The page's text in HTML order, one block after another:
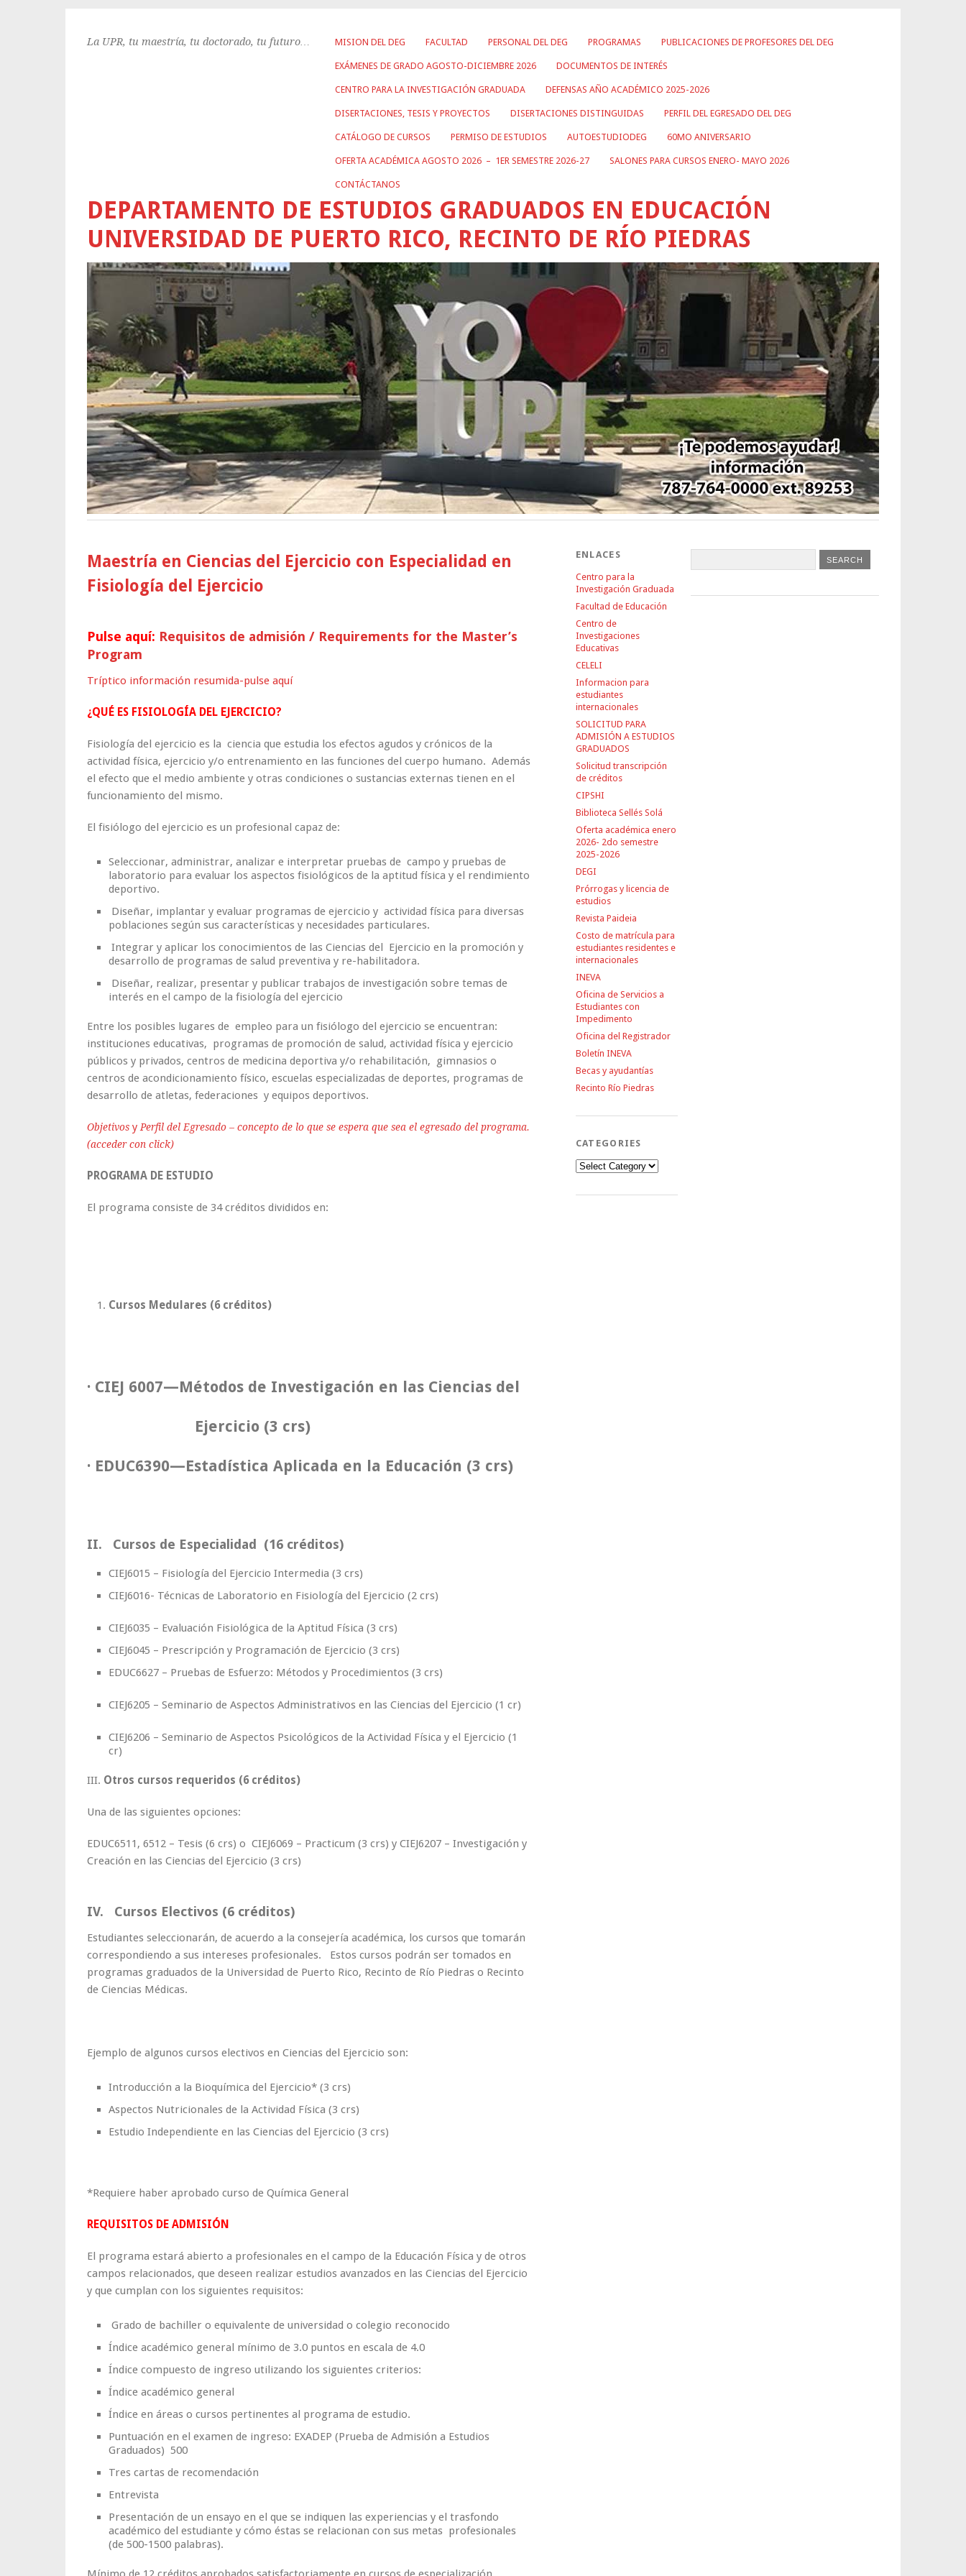
MISION DEL DEG FACULTAD PERSONAL DEL DEG PROGRAMAS PUBLICACIONES DE PROFESORES DEL DEG
EXÁMENES DE GRADO AGOSTO-DICIEMBRE 2026 DOCUMENTOS DE INTERÉS
CENTRO PARA LA INVESTIGACIÓN GRADUADA DEFENSAS AÑO ACADÉMICO 2025-2026
DISERTACIONES, TESIS Y PROYECTOS DISERTACIONES DISTINGUIDAS PERFIL DEL EGRESADO DEL DEG
CATÁLOGO DE CURSOS PERMISO DE ESTUDIOS AUTOESTUDIODEG 60MO ANIVERSARIO
OFERTA ACADÉMICA AGOSTO 2026 – 1ER SEMESTRE 2026-27 SALONES PARA CURSOS ENERO- MAYO 2026
CONTÁCTANOS
DEPARTAMENTO DE ESTUDIOS GRADUADOS EN EDUCACIÓN
UNIVERSIDAD DE PUERTO RICO, RECINTO DE RÍO PIEDRAS
La UPR, tu maestría, tu doctorado, tu futuro…
Maestría en Ciencias del Ejercicio con Especialidad en
Fisiología del Ejercicio
Pulse aquí: Requisitos de admisión / Requirements for the Master’s
Program
Tríptico información resumida-pulse aquí
¿QUÉ ES FISIOLOGÍA DEL EJERCICIO?
Fisiología del ejercicio es la ciencia que estudia los efectos agudos y crónicos de la
actividad física, ejercicio y/o entrenamiento en las funciones del cuerpo humano. Además
el efecto que el medio ambiente y otras condiciones o sustancias externas tienen en el
funcionamiento del mismo.
El fisiólogo del ejercicio es un profesional capaz de:
Seleccionar, administrar, analizar e interpretar pruebas de campo y pruebas de
laboratorio para evaluar los aspectos fisiológicos de la aptitud física y el rendimiento
deportivo.
Diseñar, implantar y evaluar programas de ejercicio y actividad física para diversas
poblaciones según sus características y necesidades particulares.
Integrar y aplicar los conocimientos de las Ciencias del Ejercicio en la promoción y
desarrollo de programas de salud preventiva y re-habilitadora.
Diseñar, realizar, presentar y publicar trabajos de investigación sobre temas de
interés en el campo de la fisiología del ejercicio
Entre los posibles lugares de empleo para un fisiólogo del ejercicio se encuentran:
instituciones educativas, programas de promoción de salud, actividad física y ejercicio
públicos y privados, centros de medicina deportiva y/o rehabilitación, gimnasios o
centros de acondicionamiento físico, escuelas especializadas de deportes, programas de
desarrollo de atletas, federaciones y equipos deportivos.
Objetivos yPerfil del Egresado – concepto de lo que se espera que sea el egresado del programa.
(acceder con click)
PROGRAMA DE ESTUDIO
El programa consiste de 34 créditos divididos en:
Cursos Medulares (6 créditos)
· CIEJ 6007—Métodos de Investigación en las Ciencias del
Ejercicio (3 crs)
· EDUC6390—Estadística Aplicada en la Educación (3 crs)
II. Cursos de Especialidad (16 créditos)
CIEJ6015 – Fisiología del Ejercicio Intermedia (3 crs)
CIEJ6016- Técnicas de Laboratorio en Fisiología del Ejercicio (2 crs)
CIEJ6035 – Evaluación Fisiológica de la Aptitud Física (3 crs)
CIEJ6045 – Prescripción y Programación de Ejercicio (3 crs)
EDUC6627 – Pruebas de Esfuerzo: Métodos y Procedimientos (3 crs)
CIEJ6205 – Seminario de Aspectos Administrativos en las Ciencias del Ejercicio (1 cr)
CIEJ6206 – Seminario de Aspectos Psicológicos de la Actividad Física y el Ejercicio (1
cr)
III. Otros cursos requeridos (6 créditos)
Una de las siguientes opciones:
EDUC6511, 6512 – Tesis (6 crs) o CIEJ6069 – Practicum (3 crs) y CIEJ6207 – Investigación y
Creación en las Ciencias del Ejercicio (3 crs)
IV. Cursos Electivos (6 créditos)
Estudiantes seleccionarán, de acuerdo a la consejería académica, los cursos que tomarán
correspondiendo a sus intereses profesionales. Estos cursos podrán ser tomados en
programas graduados de la Universidad de Puerto Rico, Recinto de Río Piedras o Recinto
de Ciencias Médicas.
Ejemplo de algunos cursos electivos en Ciencias del Ejercicio son:
Introducción a la Bioquímica del Ejercicio* (3 crs)
Aspectos Nutricionales de la Actividad Física (3 crs)
Estudio Independiente en las Ciencias del Ejercicio (3 crs)
*Requiere haber aprobado curso de Química General
REQUISITOS DE ADMISIÓN
El programa estará abierto a profesionales en el campo de la Educación Física y de otros
campos relacionados, que deseen realizar estudios avanzados en las Ciencias del Ejercicio
y que cumplan con los siguientes requisitos:
Grado de bachiller o equivalente de universidad o colegio reconocido
Índice académico general mínimo de 3.0 puntos en escala de 4.0
Índice compuesto de ingreso utilizando los siguientes criterios:
Índice académico general
Índice en áreas o cursos pertinentes al programa de estudio.
Puntuación en el examen de ingreso: EXADEP (Prueba de Admisión a Estudios
Graduados) 500
Tres cartas de recomendación
Entrevista
Presentación de un ensayo en el que se indiquen las experiencias y el trasfondo
académico del estudiante y cómo éstas se relacionan con sus metas profesionales
(de 500-1500 palabras).
ENLACES
Centro para la
Investigación Graduada
Facultad de Educación
Centro de
Investigaciones
Educativas
CELELI
Informacion para
estudiantes
internacionales
SOLICITUD PARA
ADMISIÓN A ESTUDIOS
GRADUADOS
Solicitud transcripción
de créditos
CIPSHI
Biblioteca Sellés Solá
Oferta académica enero
2026- 2do semestre
2025-2026
DEGI
Prórrogas y licencia de
estudios
Revista Paideia
Costo de matrícula para
estudiantes residentes e
internacionales
INEVA
Oficina de Servicios a
Estudiantes con
Impedimento
Oficina del Registrador
Boletín INEVA
Becas y ayudantías
Recinto Río Piedras
CATEGORIES
Categories